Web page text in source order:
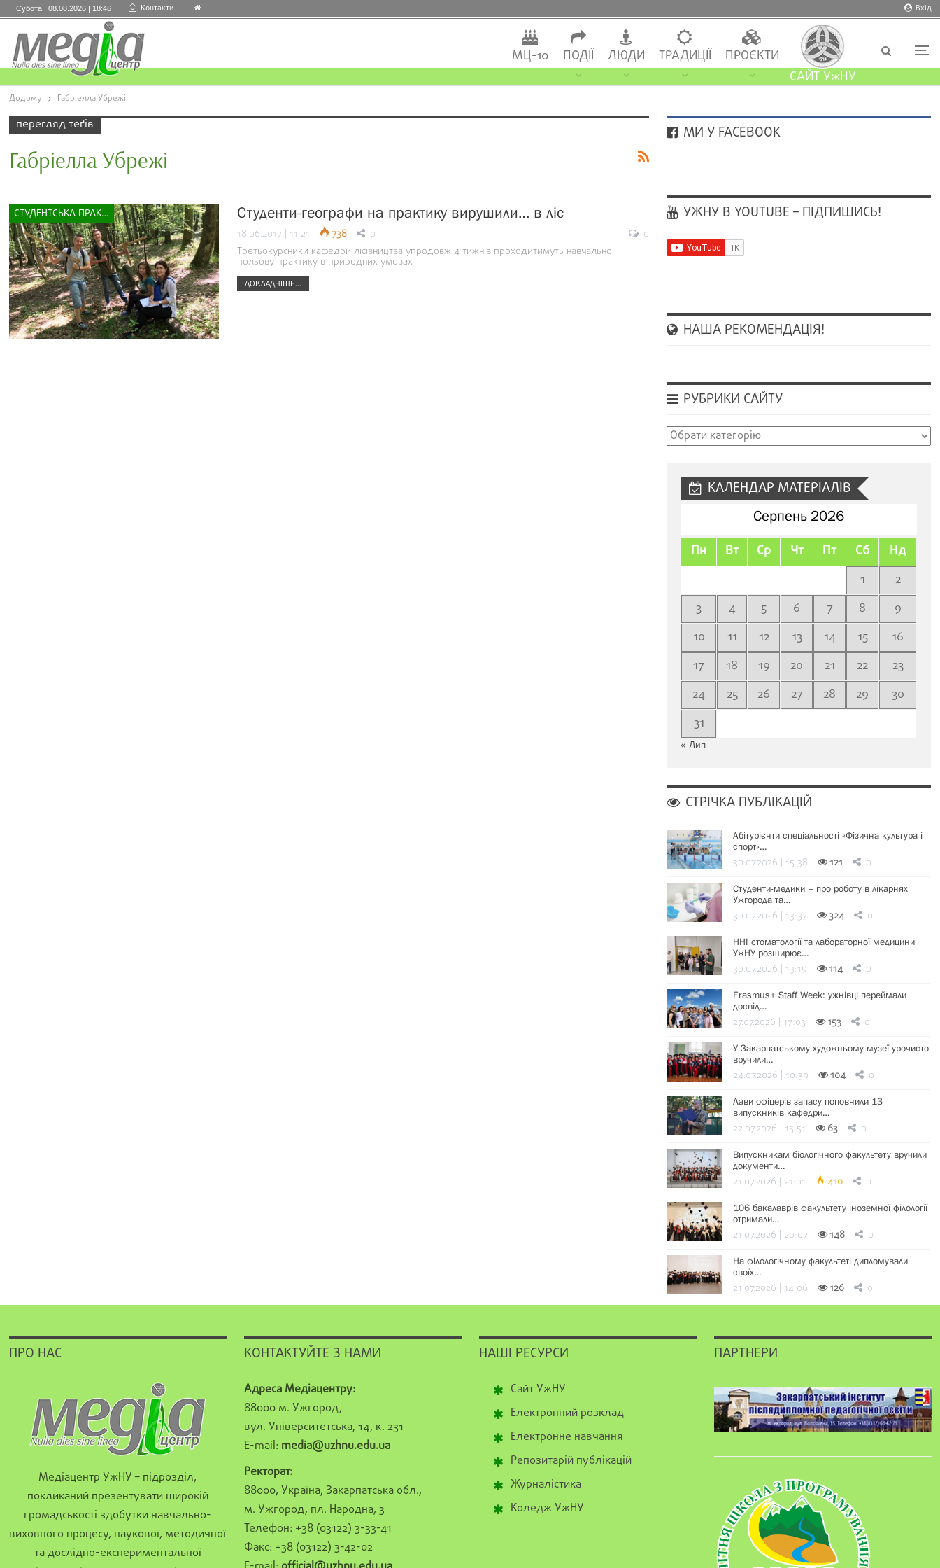
Вхід
Субота | 08.08.2026 | 18:46 Контакти
МЦ-10 ПОДІЇ ЛЮДИ ТРАДИЦІЇ
ПРОЄКТИ
САЙТ УжНУ
Додому Габріелла Убрежі
перегляд теґів
Габріелла Убрежі
СТУДЕНТСЬКА ПРАКТИКА Студенти-географи на практику вирушили… в ліс
18.06.2017 | 11:21 738 0
0
Третьокурсники кафедри лісівництва упродовж 4 тижнів проходитимуть навчально-
польову практику в природних умовах
ДОКЛАДНІШЕ...
МИ У FACEBOOK
УЖНУ В YOUTUBE – ПІДПИШИСЬ!
НАША РЕКОМЕНДАЦІЯ!
РУБРИКИ САЙТУ
Рубрики
КАЛЕНДАР МАТЕРІАЛІВ
Серпень 2026
Пн Вт Ср Чт Пт Сб Нд
1
2
3
4 5 6 7 8
9
10
11 12 13 14 15
16
17
18 19 20 21 22
23
24
25 26 27 28 29
30
31
« Лип
СТРІЧКА ПУБЛІКАЦІЙ
Абітурієнти спеціальності «Фізична культура і
спорт»…
30.07.2026 | 15:38 121 0
Студенти-медики – про роботу в лікарнях
Ужгорода та…
30.07.2026 | 13:37 324 0
ННІ стоматології та лабораторної медицини
УжНУ розширює…
30.07.2026 | 13:19 114 0
Erasmus+ Staff Week: ужнівці переймали
досвід…
27.07.2026 | 17:03 153 0
У Закарпатському художньому музеї урочисто
вручили…
24.07.2026 | 10:39 104 0
Лави офіцерів запасу поповнили 13
випускників кафедри…
22.07.2026 | 15:51 63 0
Випускникам біологічного факультету вручили
документи…
21.07.2026 | 21:01 410 0
106 бакалаврів факультету іноземної філології
отримали…
21.07.2026 | 20:07 148 0
На філологічному факультеті дипломували
своїх…
21.07.2026 | 14:06 126 0
ПРО НАС
Медіацентр УжНУ – підрозділ,
покликаний презентувати широкій
громадськості здобутки навчально-
виховного процесу, наукової, методичної
та дослідно-експериментальної
КОНТАКТУЙТЕ З НАМИ
Адреса Медіацентру:
88000 м. Ужгород,
вул. Університетська, 14, к. 231
E-mail: media@uzhnu.edu.ua
Ректорат:
88000, Україна, Закарпатська обл.,
м. Ужгород, пл. Народна, 3
Телефон: +38 (03122) 3-33-41
Факс: +38 (03122) 3-42-02
НАШІ РЕСУРСИ
Сайт УжНУ
Електронний розклад
Електронне навчання
Репозитарій публікацій
Журналістика
Коледж УжНУ
ПАРТНЕРИ